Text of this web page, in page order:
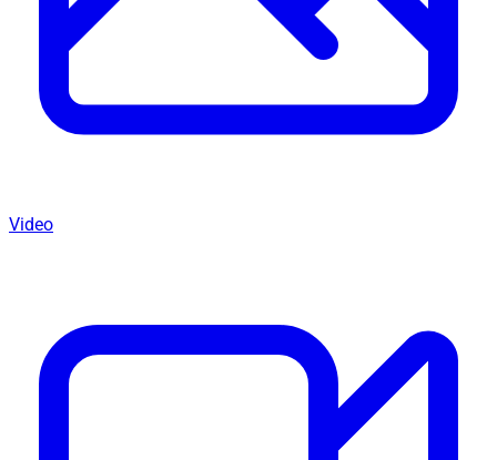
Video